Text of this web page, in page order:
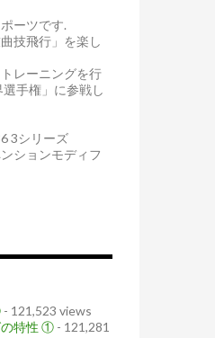
ーツです.
技飛行」を楽し
レーニングを行
手権」に参戦し
3シリーズ
ションモディフ
- 121,523 views
の特性 ① - 121,281